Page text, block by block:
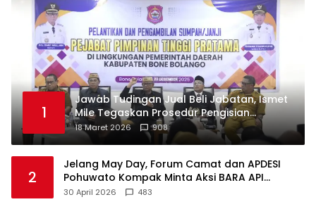
1
Jawab Tudingan Jual Beli Jabatan, Ismet
Mile Tegaskan Prosedur Pengisian
Jabatan
18 Maret 2026 908
2
Jelang May Day, Forum Camat dan APDESI
Pohuwato Kompak Minta Aksi BARA API
Ditunda
30 April 2026 483